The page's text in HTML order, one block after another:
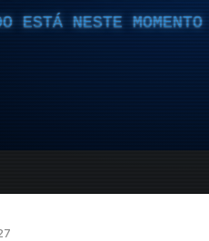
ESTÁ NESTE